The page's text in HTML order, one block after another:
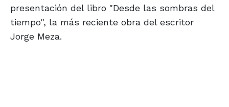
presentación del libro "Desde las sombras del
tiempo", la más reciente obra del escritor
Jorge Meza.